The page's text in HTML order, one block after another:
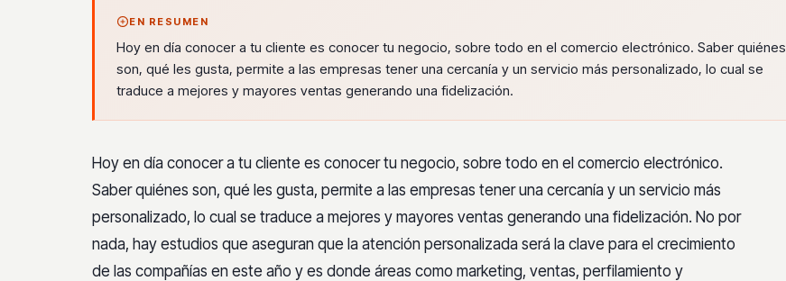
EN RESUMEN
Hoy en día conocer a tu cliente es conocer tu negocio, sobre todo en el comercio electrónico. Saber quiénes
son, qué les gusta, permite a las empresas tener una cercanía y un servicio más personalizado, lo cual se
traduce a mejores y mayores ventas generando una fidelización.
Hoy en día conocer a tu cliente es conocer tu negocio, sobre todo en el comercio electrónico.
Saber quiénes son, qué les gusta, permite a las empresas tener una cercanía y un servicio más
personalizado, lo cual se traduce a mejores y mayores ventas generando una fidelización. No por
nada, hay estudios que aseguran que la atención personalizada será la clave para el crecimiento
de las compañías en este año y es donde áreas como marketing, ventas, perfilamiento y